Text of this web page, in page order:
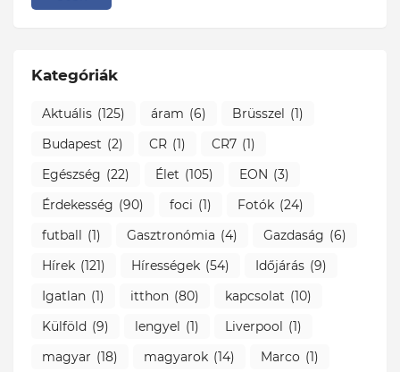
Kategóriák
Aktuális (125) áram (6) Brüsszel (1)
Budapest (2) CR (1) CR7 (1)
Egészség (22) Élet (105) EON (3)
Érdekesség (90) foci (1) Fotók (24)
futball (1) Gasztronómia (4) Gazdaság (6)
Hírek (121) Hírességek (54) Időjárás (9)
Igatlan (1) itthon (80) kapcsolat (10)
Külföld (9) lengyel (1) Liverpool (1)
magyar (18) magyarok (14) Marco (1)